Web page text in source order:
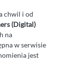
chwil i od
(Digital)
na
w serwisie
jest